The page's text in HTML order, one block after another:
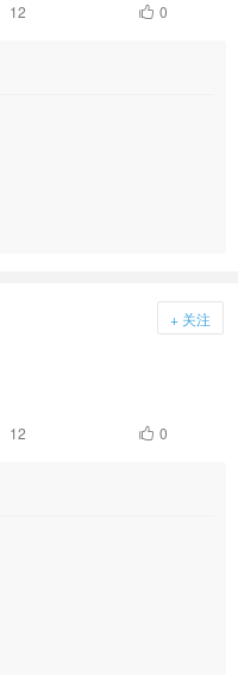
12  0
+ 关注
12  0